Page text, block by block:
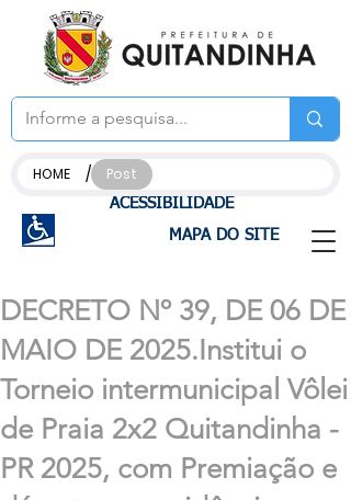
ACESSIBILIDADE
MAPA DO SITE
HOME / Post
DECRETO Nº 39, DE 06 DE
MAIO DE 2025.Institui o
Torneio intermunicipal Vôlei
de Praia 2x2 Quitandinha -
PR 2025, com Premiação e